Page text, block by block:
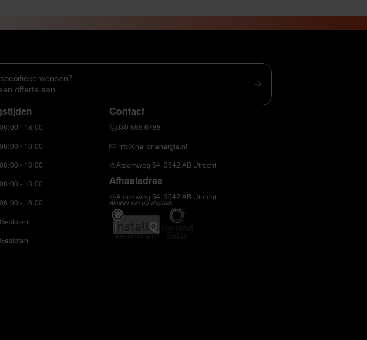
wensen?
offerte aan
08:00 - 18:00
08:00 - 18:00
08:00 - 18:00
08:00 - 18:00
08:00 - 18:00
Gesloten
Gesloten
Contact
030 555 6788
info@helionenergie.nl
Atoomweg 54, 3542 AB Utrecht
Afhaaladres
Atoomweg 54, 3542 AB Utrecht
Afhalen kan op afspraak